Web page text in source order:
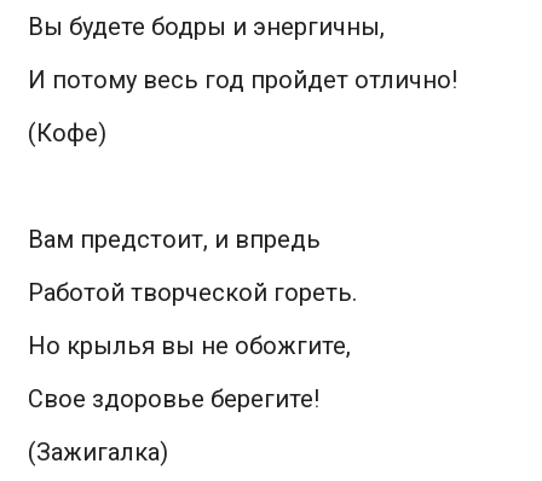
Вы будете бодры и энергичны,
И потому весь год пройдет отлично!
(Кофе)
Вам предстоит, и впредь
Работой творческой гореть.
Но крылья вы не обожгите,
Свое здоровье берегите!
(Зажигалка)